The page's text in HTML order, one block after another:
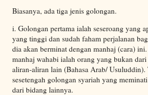
Biasanya, ada tiga jenis golongan.
i. Golongan pertama ialah seseroang yang
yang tinggi dan sudah faham perjalanan
dia akan berminat dengan manhaj (cara)
manhaj wahabi ialah orang yang bukan
aliran-aliran lain (Bahasa Arab/
sesetengah golongan syariah yang
dari bidang lainnya.